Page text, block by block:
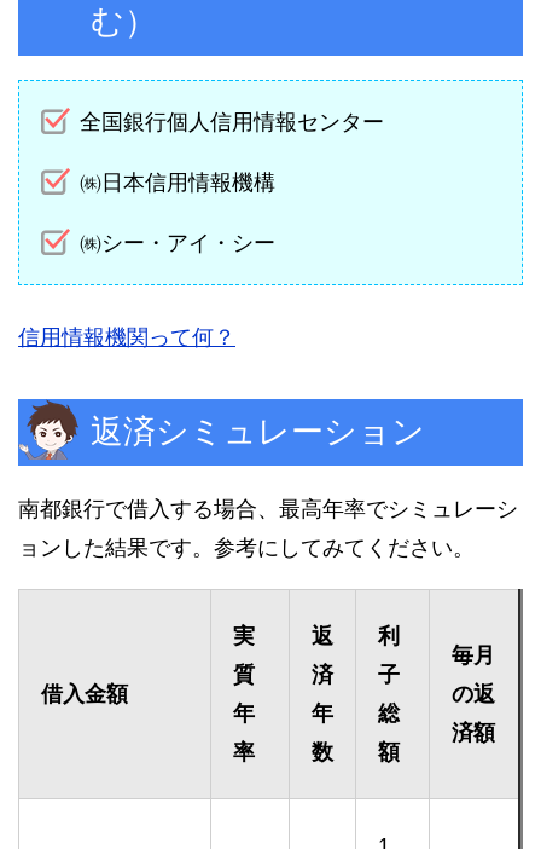
む）
全国銀行個人信用情報センター
㈱日本信用情報機構
㈱シー・アイ・シー
信用情報機関って何？
返済シミュレーション
南都銀行で借入する場合、最高年率でシミュレーシ
ョンした結果です。参考にしてみてください。
借入金額
実
質
年
率
返
済
年
数
利
子
総
額
毎月
の返
済額